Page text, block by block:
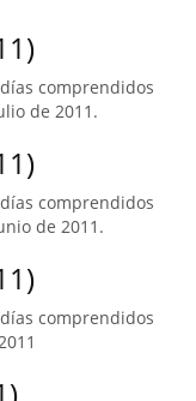
comprendidos
de 2011.
comprendidos
de 2011.
comprendidos